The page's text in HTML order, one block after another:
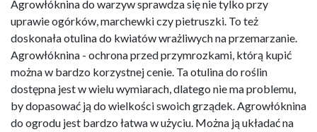
Agrowłóknina do warzyw sprawdza się nie tylko przy
uprawie ogórków, marchewki czy pietruszki. To też
doskonała otulina do kwiatów wrażliwych na przemarzanie.
Agrowłóknina - ochrona przed przymrozkami, którą kupić
można w bardzo korzystnej cenie. Ta otulina do roślin
dostępna jest w wielu wymiarach, dlatego nie ma problemu,
by dopasować ją do wielkości swoich grządek. Agrowłóknina
do ogrodu jest bardzo łatwa w użyciu. Można ją układać na